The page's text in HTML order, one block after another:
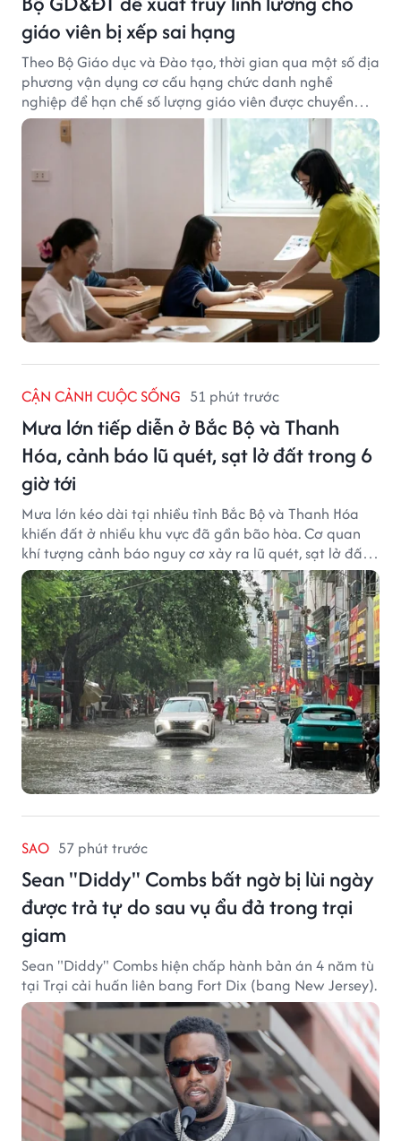
giáo viên bị xếp sai hạng
Theo Bộ Giáo dục và Đào tạo, thời gian qua một số địa
phương vận dụng cơ cấu hạng chức danh nghề
nghiệp để hạn chế số lượng giáo viên được chuyển
xếp từ hạng cũ sang hạng tương ứng theo quy định
mới, gây những bất cập.
CẬN CẢNH CUỘC SỐNG 51 phút trước
Mưa lớn tiếp diễn ở Bắc Bộ và Thanh
Hóa, cảnh báo lũ quét, sạt lở đất trong 6
giờ tới
Mưa lớn kéo dài tại nhiều tỉnh Bắc Bộ và Thanh Hóa
khiến đất ở nhiều khu vực đã gần bão hòa. Cơ quan
khí tượng cảnh báo nguy cơ xảy ra lũ quét, sạt lở đất
trong những giờ tới.
SAO 57 phút trước
Sean "Diddy" Combs bất ngờ bị lùi ngày
được trả tự do sau vụ ẩu đả trong trại
giam
Sean "Diddy" Combs hiện chấp hành bản án 4 năm tù
tại Trại cải huấn liên bang Fort Dix (bang New Jersey).